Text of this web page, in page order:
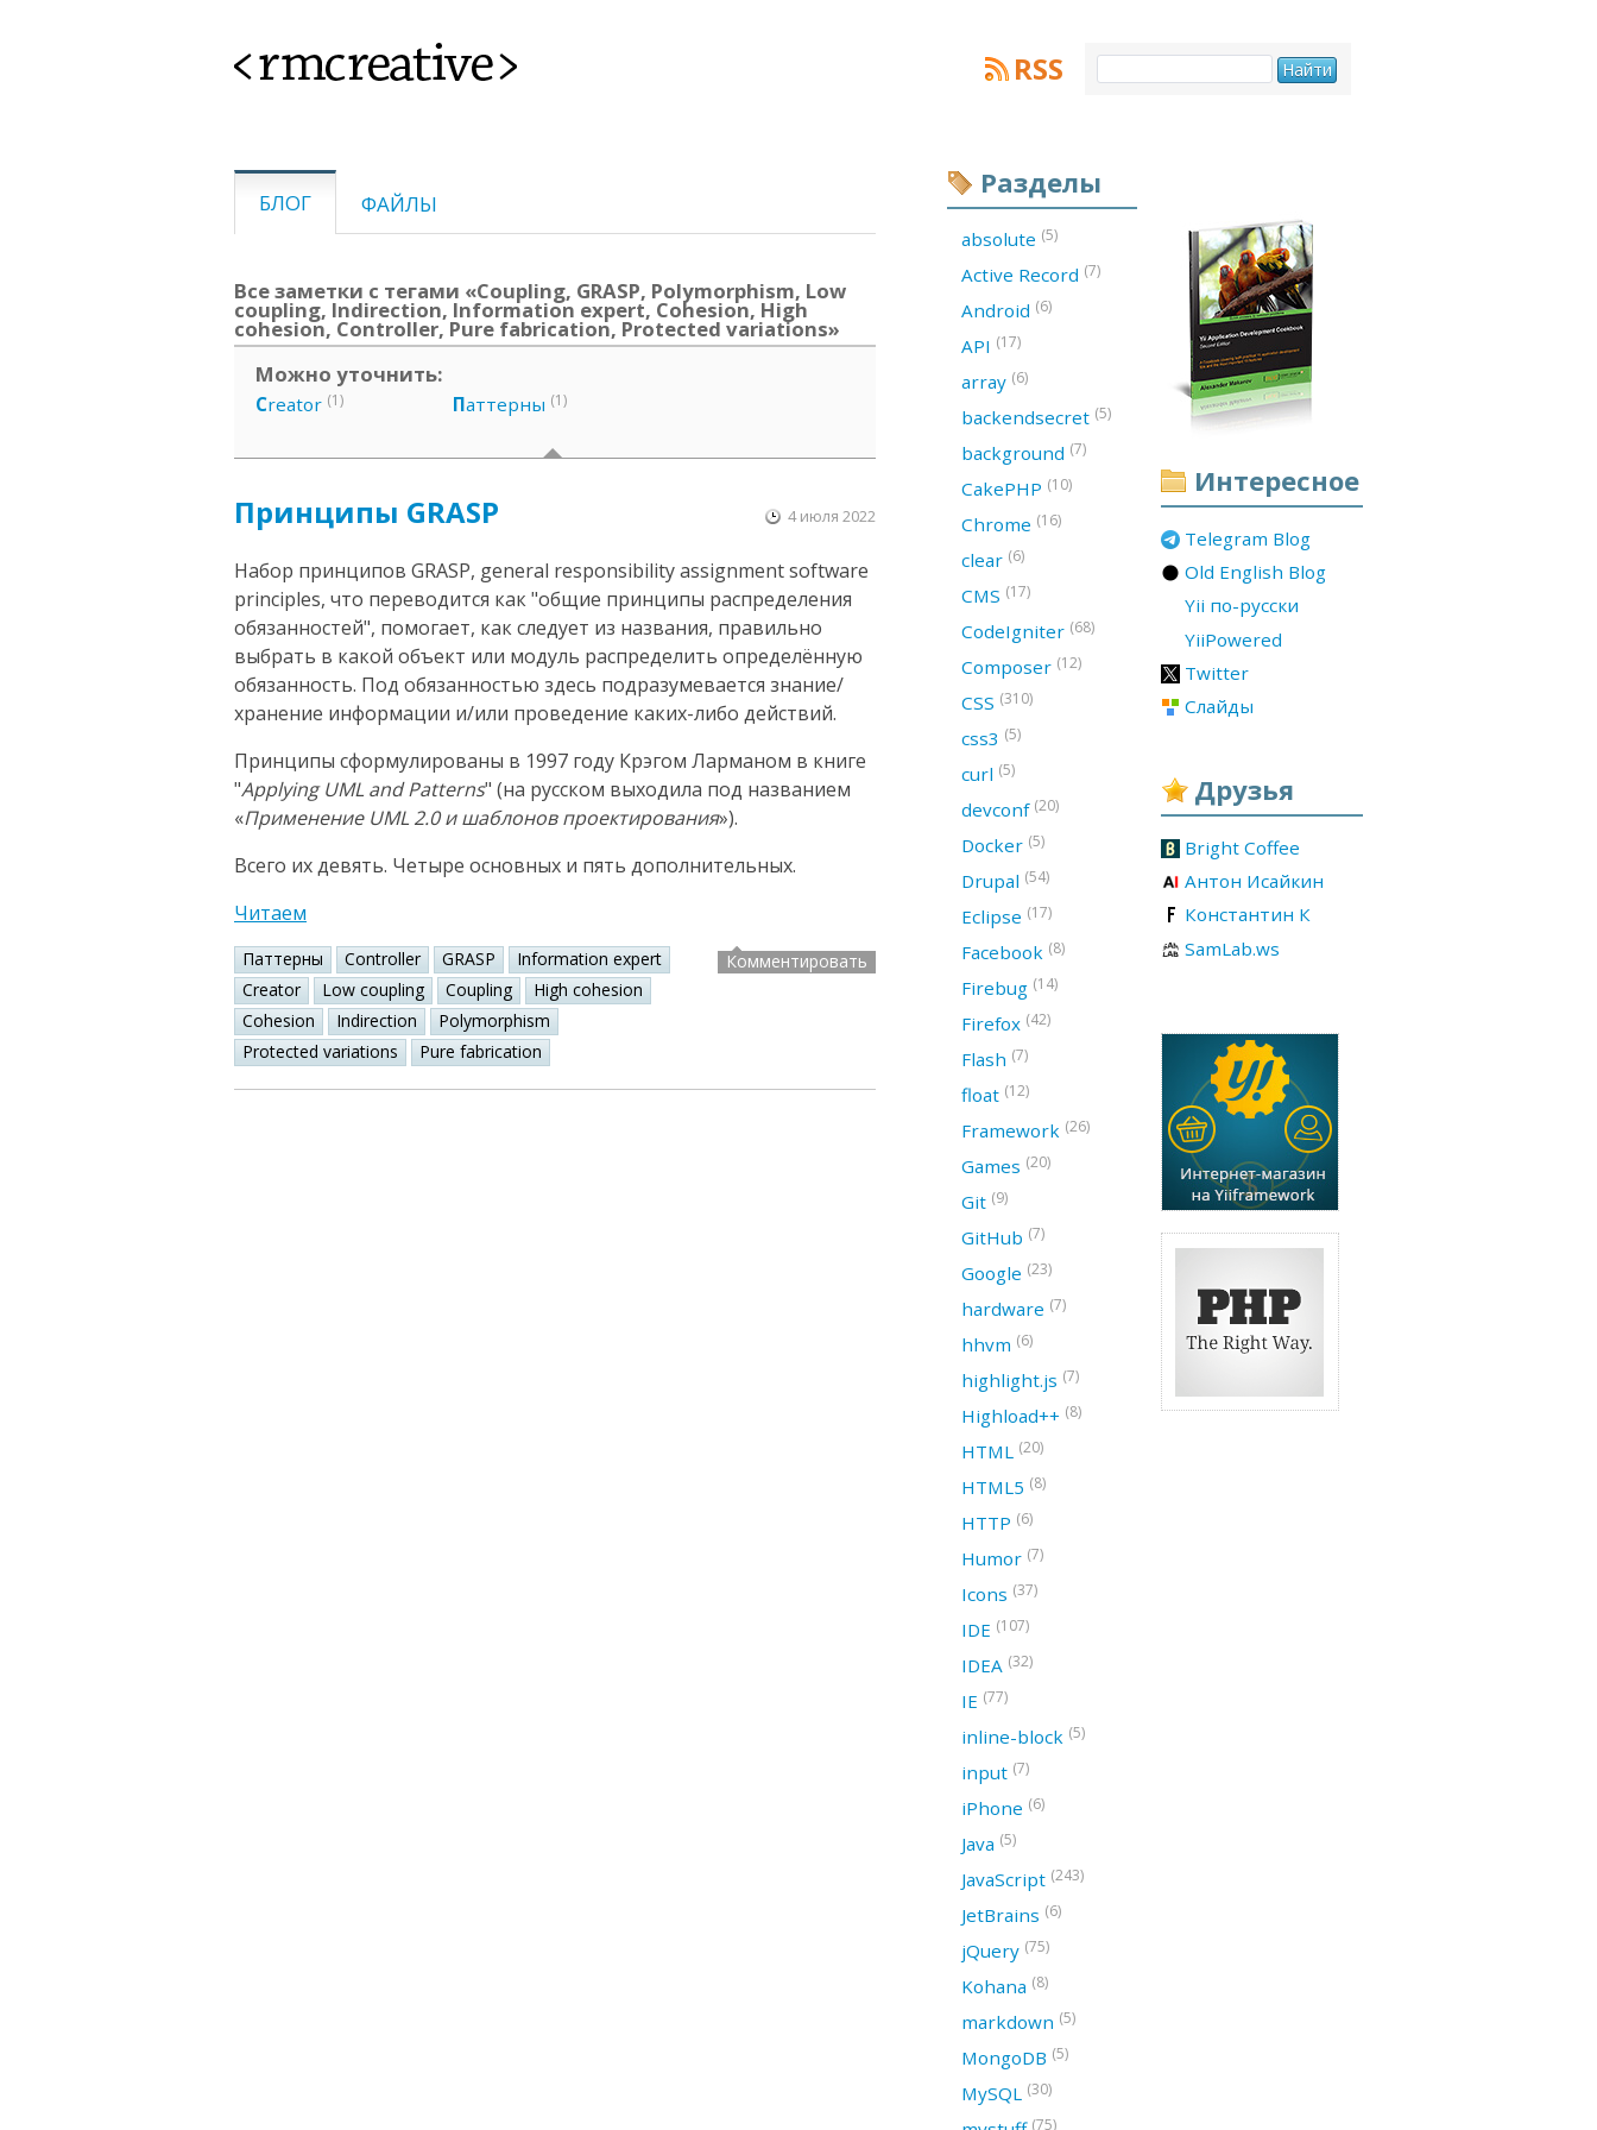
<rmcreative> RSS
БЛОГ ФАЙЛЫ
Все заметки с тегами «Coupling, GRASP, Polymorphism, Low
coupling, Indirection, Information expert, Cohesion, High
cohesion, Controller, Pure fabrication, Protected variations»
Можно уточнить:
Creator (1) Паттерны (1)
Принципы GRASP 4 июля 2022
Набор принципов GRASP, general responsibility assignment software
principles, что переводится как "общие принципы распределения
обязанностей", помогает, как следует из названия, правильно
выбрать в какой объект или модуль распределить определённую
обязанность. Под обязанностью здесь подразумевается знание/
хранение информации и/или проведение каких-либо действий.
Принципы сформулированы в 1997 году Крэгом Ларманом в книге
"Applying UML and Patterns" (на русском выходила под названием
«Применение UML 2.0 и шаблонов проектирования»).
Всего их девять. Четыре основных и пять дополнительных.
Читаем
Паттерны Controller GRASP
Information expert
Creator
Low coupling Coupling
High cohesion
Cohesion
Indirection
Polymorphism
Protected variations
Pure fabrication
Комментировать
Интересное
Telegram Blog
Old English Blog
Yii по-русски
YiiPowered
Twitter
Слайды
Друзья
Bright Coffee
Антон Исайкин
Константин К
SamLab.ws
Разделы
absolute (5)
Active Record (7)
Android (6)
API (17)
array (6)
backendsecret (5)
background (7)
CakePHP (10)
Chrome (16)
clear (6)
CMS (17)
CodeIgniter (68)
Composer (12)
CSS (310)
css3 (5)
curl (5)
devconf (20)
Docker (5)
Drupal (54)
Eclipse (17)
Facebook (8)
Firebug (14)
Firefox (42)
Flash (7)
float (12)
Framework (26)
Games (20)
Git (9)
GitHub (7)
Google (23)
hardware (7)
hhvm (6)
highlight.js (7)
Highload++ (8)
HTML (20)
HTML5 (8)
HTTP (6)
Humor (7)
Icons (37)
IDE (107)
IDEA (32)
IE (77)
inline-block (5)
input (7)
iPhone (6)
Java (5)
JavaScript (243)
JetBrains (6)
jQuery (75)
Kohana (8)
markdown (5)
MongoDB (5)
MySQL (30)
(75)